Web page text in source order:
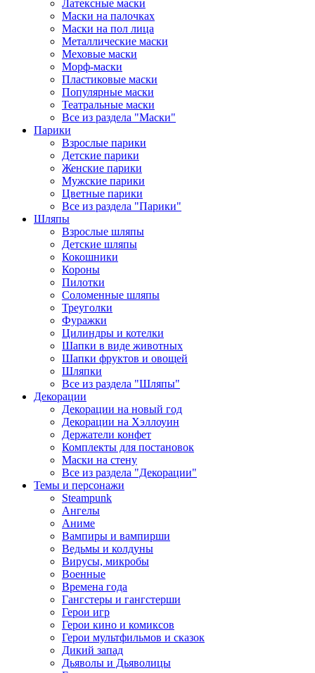
Латексные маски
Маски на палочках
Маски на пол лица
Металлические маски
Меховые маски
Морф-маски
Пластиковые маски
Популярные маски
Театральные маски
Все из раздела "Маски"
Парики
Взрослые парики
Детские парики
Женские парики
Мужские парики
Цветные парики
Все из раздела "Парики"
Шляпы
Взрослые шляпы
Детские шляпы
Кокошники
Короны
Пилотки
Соломенные шляпы
Треуголки
Фуражки
Цилиндры и котелки
Шапки в виде животных
Шапки фруктов и овощей
Шляпки
Все из раздела "Шляпы"
Декорации
Декорации на новый год
Декорации на Хэллоуин
Держатели конфет
Комплекты для постановок
Маски на стену
Все из раздела "Декорации"
Темы и персонажи
Steampunk
Ангелы
Аниме
Вампиры и вампирши
Ведьмы и колдуны
Вирусы, микробы
Военные
Времена года
Гангстеры и гангстерши
Герои игр
Герои кино и комиксов
Герои мультфильмов и сказок
Дикий запад
Дьяволы и Дьяволицы